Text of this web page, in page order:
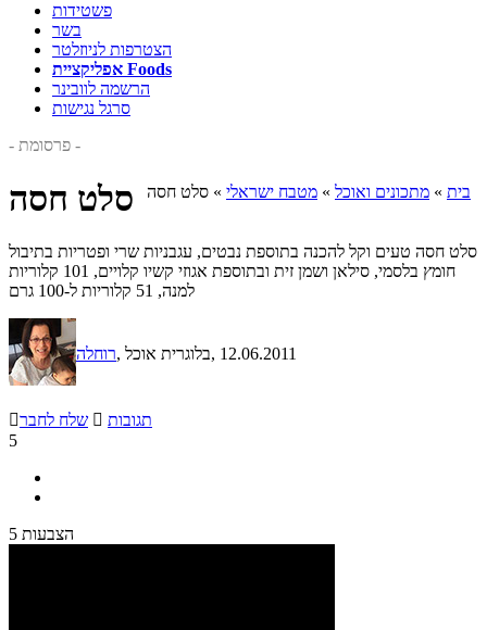
פשטידות
בשר
הצטרפות לניוזלטר
אפליקציית Foods
הרשמה לוובינר
סרגל נגישות
- פרסומת -
בית » מתכונים ואוכל » מטבח ישראלי » סלט חסה סלט חסה
סלט חסה טעים וקל להכנה בתוספת נבטים, עגבניות שרי ופטריות בתיבול
חומץ בלסמי, סילאן ושמן זית ובתוספת אגוזי קשיו קלויים, 101 קלוריות
למנה, 51 קלוריות ל-100 גרם
רוחלה , בלוגרית אוכל, 12.06.2011
שלח לחבר  תגובות
5
5 הצבעות